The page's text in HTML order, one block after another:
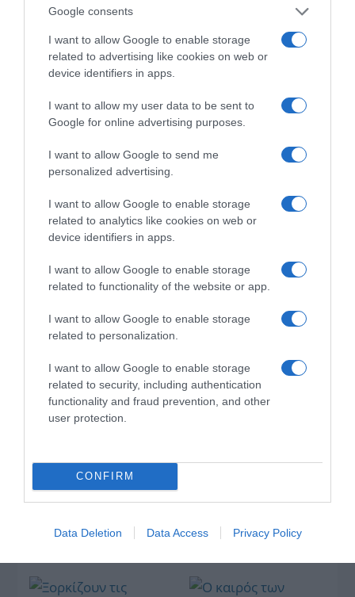
Google consents
I want to allow Google to enable storage
related to advertising like cookies on web or
device identifiers in apps.
I want to allow my user data to be sent to
Google for online advertising purposes.
I want to allow Google to send me
personalized advertising.
I want to allow Google to enable storage
related to analytics like cookies on web or
device identifiers in apps.
I want to allow Google to enable storage
related to functionality of the website or app.
I want to allow Google to enable storage
related to personalization.
I want to allow Google to enable storage
related to security, including authentication
functionality and fraud prevention, and other
user protection.
CONFIRM
Data Deletion Data Access Privacy Policy
Οι «Τυπολογίες» περνούν στην εικόνα, έχοντας
Μαρινάκη
Τηλεοπτικά
Ψηφιακοί Πόλεμοι και
ένα… Τσουνάμι
Αλλαγών: Η Εβδομάδα
που Ανακάτεψε την
Βερύκιος ανοίγει τα
χαρτιά του – Vidcast
ΤΣΟΥΝΑΜΙ ψηφιακής οργής… συμπαρασύρει την